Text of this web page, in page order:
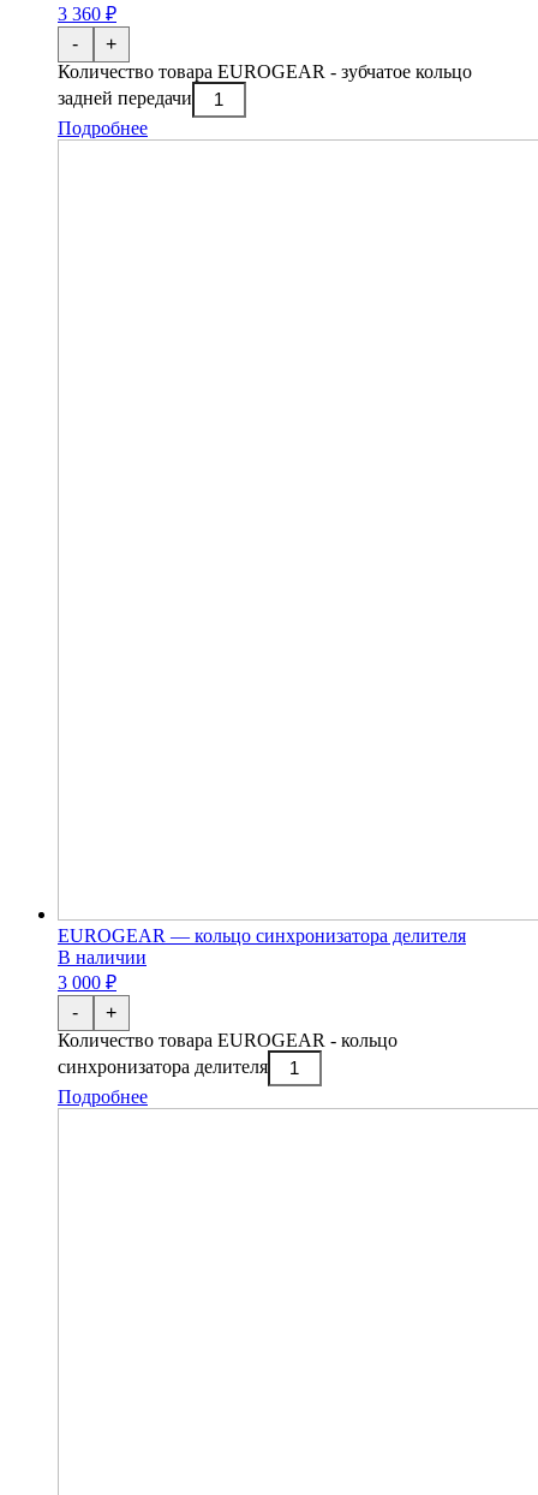
3 360 ₽
-
Количество товара EUROGEAR - зубчатое кольцо
задней передачи
+
Подробнее
EUROGEAR — кольцо синхронизатора делителя
В наличии
3 000 ₽
-
Количество товара EUROGEAR - кольцо
синхронизатора делителя
+
Подробнее